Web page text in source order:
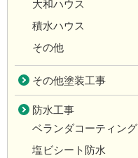
大和ハウス
積水ハウス
その他
その他塗装工事
防水工事
ベランダコーティング
塩ビシート防水